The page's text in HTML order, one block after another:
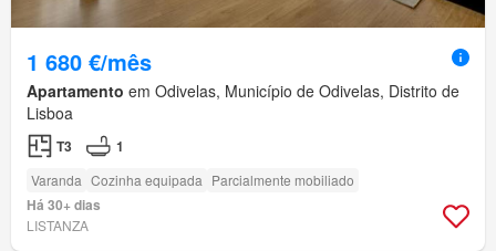
1 680 €/mês
Apartamento em Odivelas, Município de Odivelas, Distrito de
Lisboa
T3 1
Varanda Cozinha equipada Parcialmente mobiliado
Há 30+ dias
LISTANZA